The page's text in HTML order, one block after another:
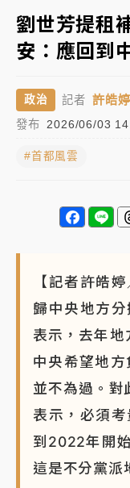
旅局回應了
中信慈善基金會
故宮《龍藏經》
周六起展出延長至
台東農業處長涉
父親節泡湯了！
雨熱區曝
劉世芳提租
安：應回到
政治 記者 許皓婷
發布 2026/06/03
#首都風雲
【記者許皓
歸中央地方
表示，去年地
中央希望地
並不為過。對
表示，必須
到2022年開
這是不分黨派